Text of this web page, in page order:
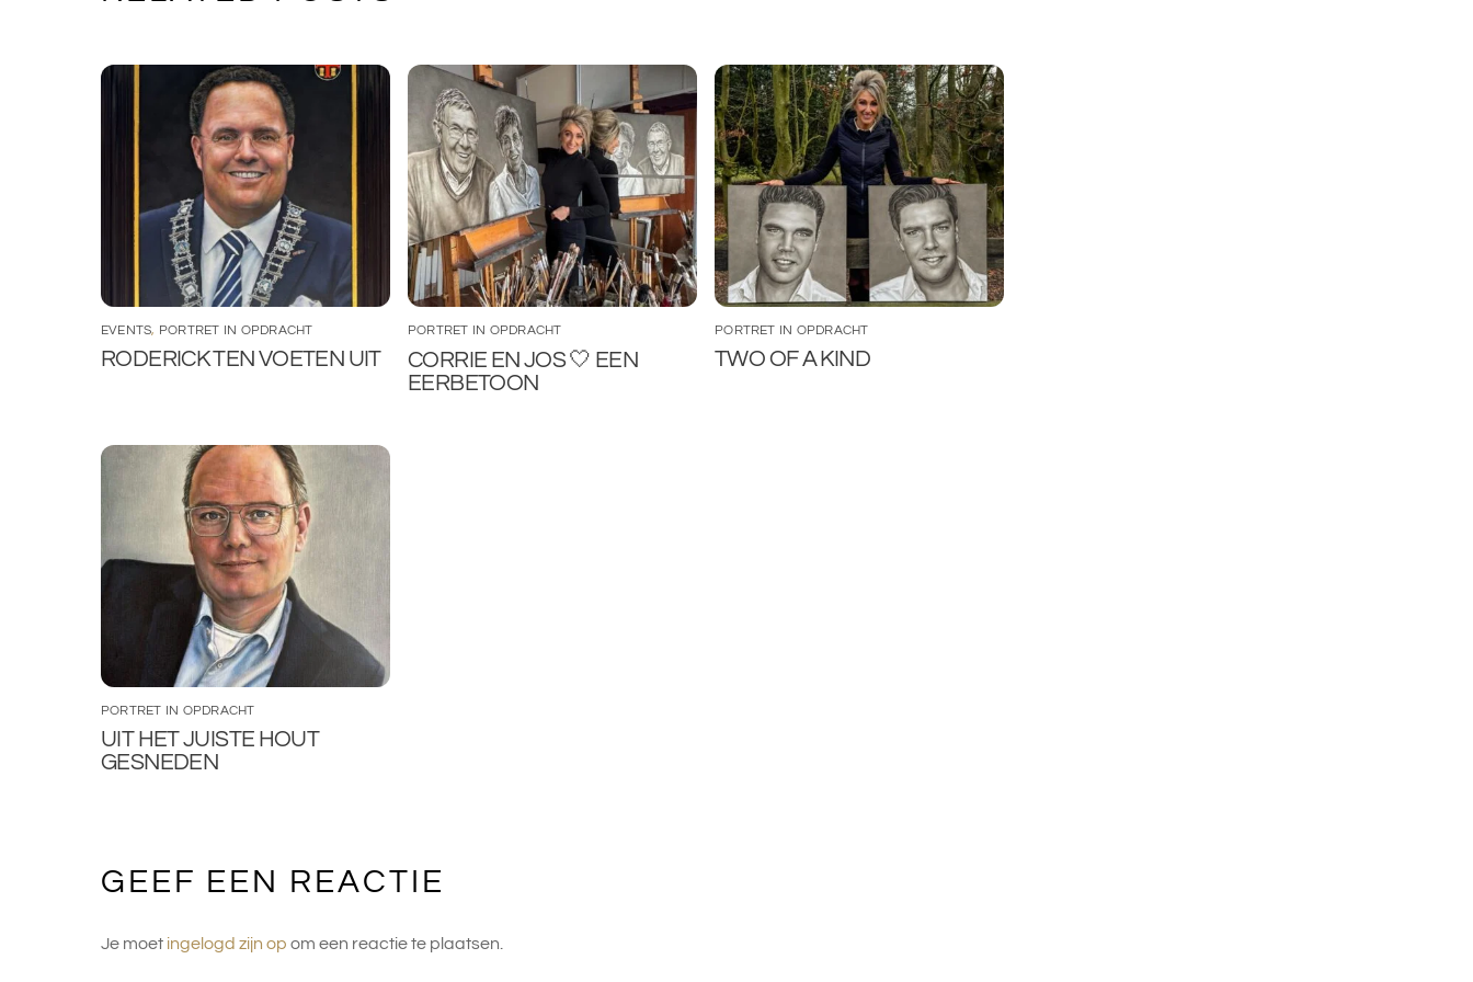
EVENTS, PORTRET IN OPDRACHT
RODERICK TEN VOETEN UIT
PORTRET IN OPDRACHT
CORRIE EN JOS 🤍 EEN
EERBETOON
PORTRET IN OPDRACHT
TWO OF A KIND
PORTRET IN OPDRACHT
UIT HET JUISTE HOUT
GESNEDEN
GEEF EEN REACTIE
Je moet ingelogd zijn op om een reactie te plaatsen.